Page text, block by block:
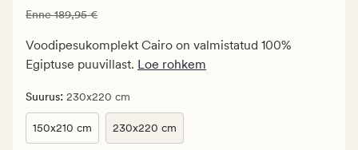
94,98
€.
Vanlig
189,95
€
Vanlig pris_ee 189,95 €
Enne189,95 €
Voodipesukomplekt Cairo on valmistatud 100%
Egiptuse puuvillast. Loe rohkem
Suurus: 230x220 cm
150x210 cm 230x220 cm